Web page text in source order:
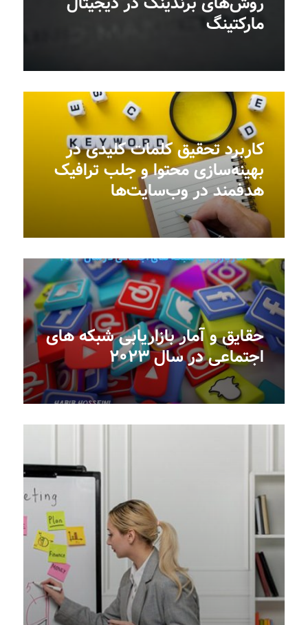
مارکتینگ
کاربرد تحقیق کلمات کلیدی در
بهینه‌سازی محتوا و جلب ترافیک
هدفمند در وب‌سایت‌ها
حقایق و آمار بازاریابی شبکه های
اجتماعی در سال ۲۰۲۳